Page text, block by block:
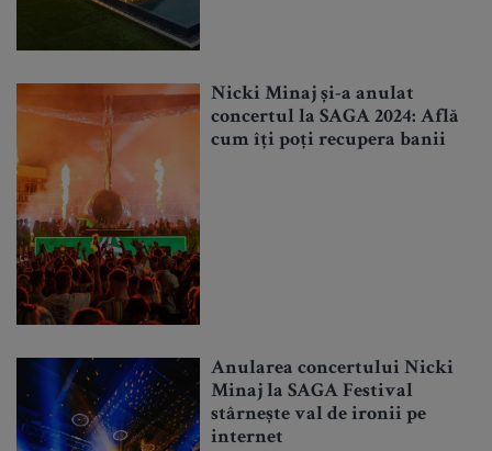
Nicki Minaj și-a anulat
concertul la SAGA 2024: Află
cum îți poți recupera banii
Anularea concertului Nicki
Minaj la SAGA Festival
stârnește val de ironii pe
internet